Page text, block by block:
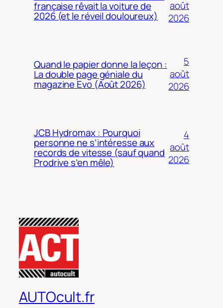
française rêvait la voiture de
2026 (et le réveil douloureux)
août
2026
Quand le papier donne la leçon :
La double page géniale du
magazine Evo (Août 2026)
5
août
2026
JCB Hydromax : Pourquoi
personne ne s’intéresse aux
records de vitesse (sauf quand
Prodrive s’en mêle)
4
août
2026
AUTOcult.fr